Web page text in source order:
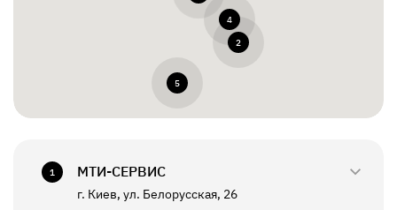
2
4
5
1 МТИ-СЕРВИС
г. Киев, ул. Белорусская, 26